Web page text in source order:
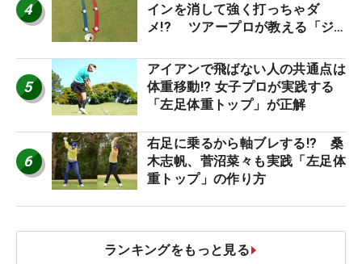
4
インを消して強く打っちゃダ
メ!? ツアープロが教える「ジ
減するワケ
5
アイアンで飛ばない人の共通点は
体重移動!? 女子プロが実践する
「左足体重トップ」が正解
6
右足に乗るから軸ブレする!? 桑
木志帆、菅沼菜々も実践「左足体
重トップ」の作り方
ランキングをもっと見る